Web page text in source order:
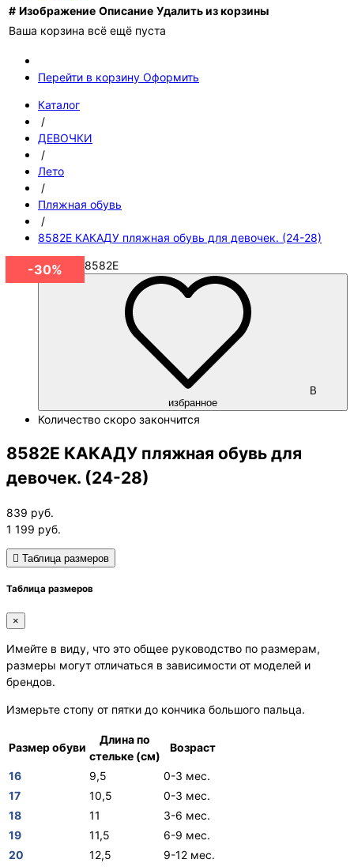
# Изображение Описание Удалить из корзины
Ваша корзина всё ещё пуста
Перейти в корзину Оформить
Каталог
/
ДЕВОЧКИ
/
Лето
/
Пляжная обувь
/
8582E КАКАДУ пляжная обувь для девочек. (24-28)
Артикул 8582E
В
избранное
Количество скоро закончится
8582E КАКАДУ пляжная обувь для
девочек. (24-28)
839 руб.
-30%
1 199 руб.
Таблица размеров
Таблица размеров
×
Имейте в виду, что это общее руководство по размерам,
размеры могут отличаться в зависимости от моделей и
брендов.
Измерьте стопу от пятки до кончика большого пальца.
Размер обуви
Длина по
стельке (см)
Возраст
16 9,5
0-3 мес.
17
10,5
0-3 мес.
18
11
3-6 мес.
19
11,5
6-9 мес.
20
12,5 9-12 мес.